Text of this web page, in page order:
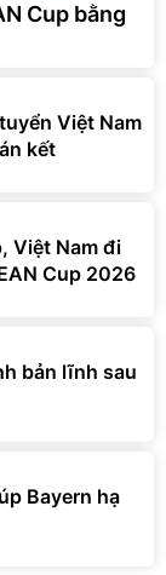
Cup bằng
Việt Nam
kết
Việt Nam đi
Cup 2026
bản lĩnh sau
Bayern hạ